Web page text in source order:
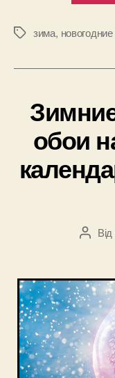
Позначки
зима,
обои
Автор
Від